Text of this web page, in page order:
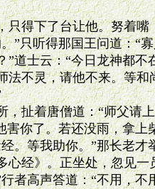
下了台让他。努着嘴
”只听得那国王问道：“
”道士云：“今日龙神都不
法不灵，请他不来。等和
着唐僧道：“师父请上
害你了。若还没雨，拿上
。等我助你。”那长老才
心经》。正坐处，忽见一
者高声答道：“不用，不